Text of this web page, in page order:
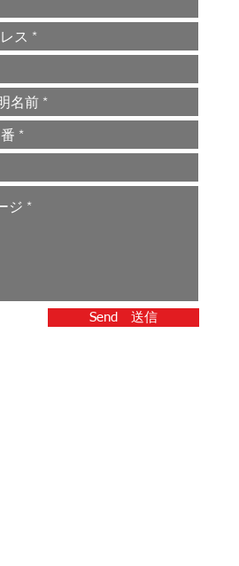
Send 送信